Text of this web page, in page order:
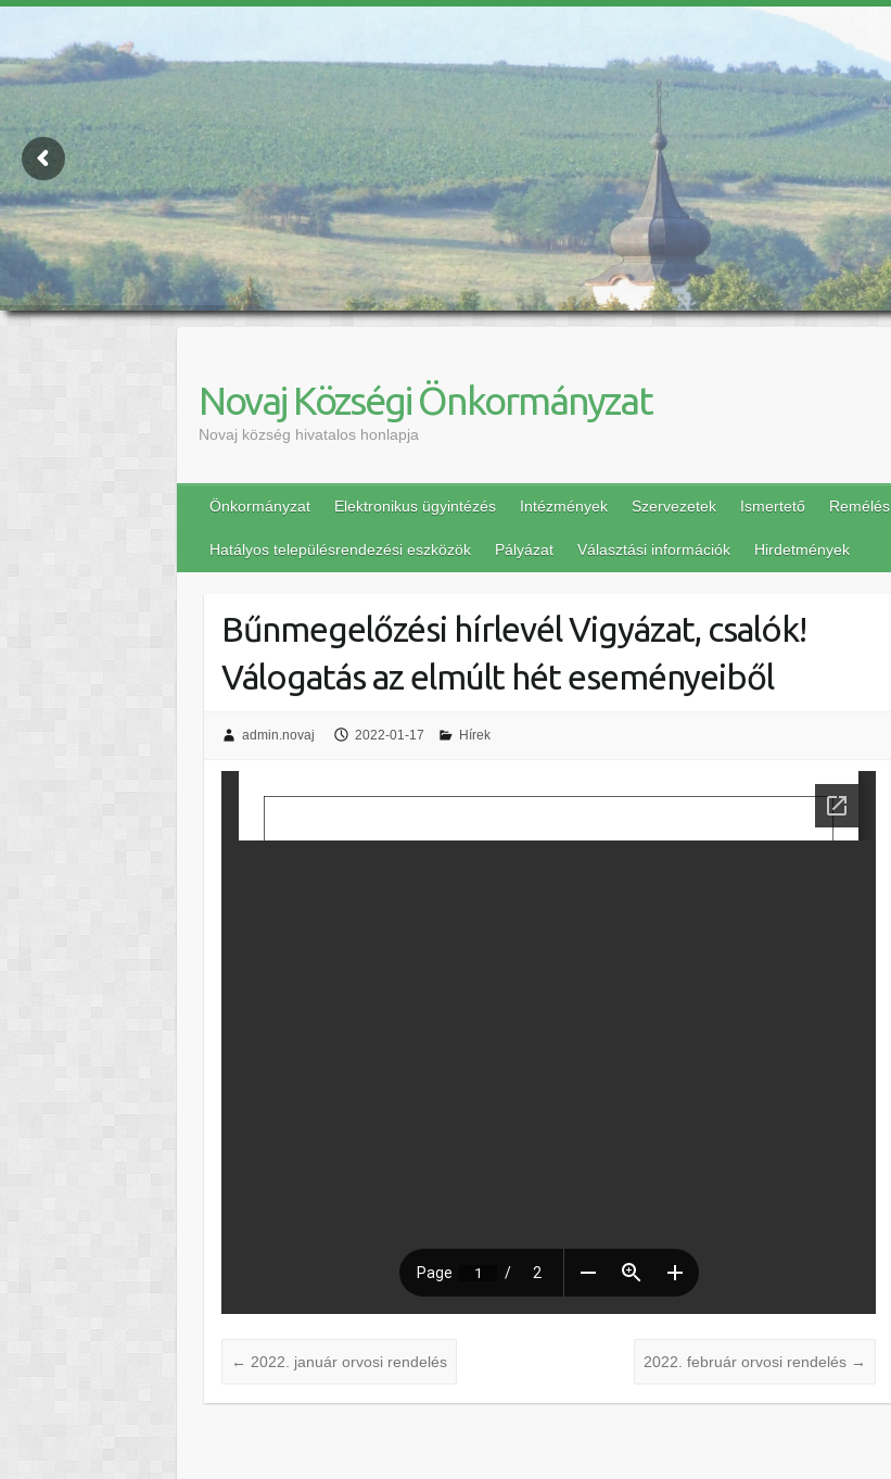
Novaj Községi Önkormányzat
Novaj község hivatalos honlapja
Önkormányzat Elektronikus ügyintézés Intézmények Szervezetek Ismertető Remélés
Hatályos településrendezési eszközök Pályázat Választási információk Hirdetmények
Bűnmegelőzési hírlevél Vigyázat, csalók!
Válogatás az elmúlt hét eseményeiből
admin.novaj 2022-01-17 Hírek
← 2022. január orvosi rendelés 2022. február orvosi rendelés →